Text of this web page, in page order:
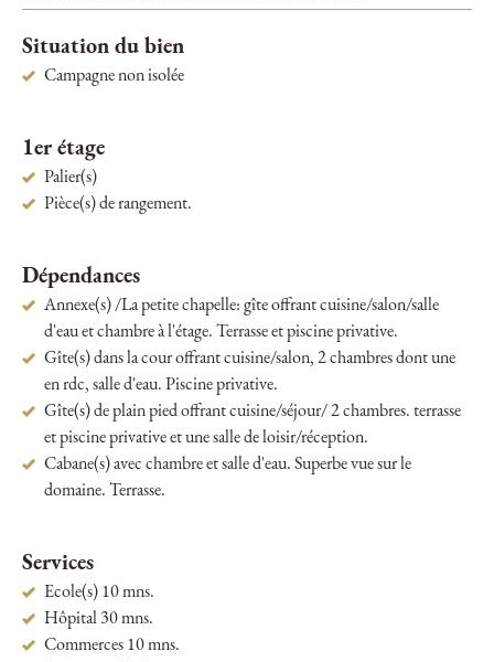
Situation du bien
Campagne non isolée
1er étage
Palier(s)
Pièce(s) de rangement.
Dépendances
Annexe(s) /La petite chapelle: gîte offrant cuisine/salon/salle
d'eau et chambre à l'étage. Terrasse et piscine privative.
Gîte(s) dans la cour offrant cuisine/salon, 2 chambres dont une
en rdc, salle d'eau. Piscine privative.
Gîte(s) de plain pied offrant cuisine/séjour/ 2 chambres. terrasse
et piscine privative et une salle de loisir/réception.
Cabane(s) avec chambre et salle d'eau. Superbe vue sur le
domaine. Terrasse.
Services
Ecole(s) 10 mns.
Hôpital 30 mns.
Commerces 10 mns.